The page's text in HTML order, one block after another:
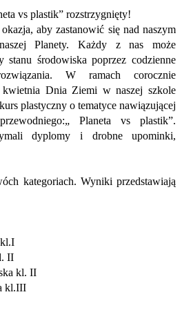
vs plastik”rozstrzygnięty!
aby zastanowić się nad naszym
Planety. Każdy z nas może
środowiska poprzez codzienne
W ramach corocznie
Dnia Ziemi w naszej szkole
plastyczny o tematyce nawiązującej
Planeta vs plastik”.
dyplomy i drobne upominki,
kategoriach. Wyniki przedstawiają
II
kl. II
kl.III